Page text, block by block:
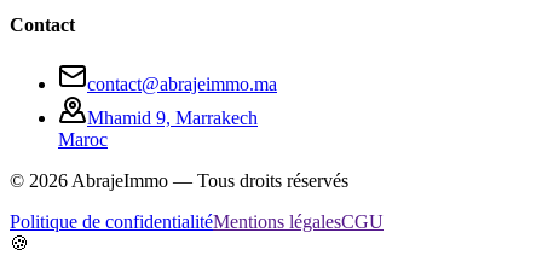
Contact
contact@abrajeimmo.ma
Mhamid 9, Marrakech
Maroc
© 2026AbrajeImmo — Tous droits réservés
Politique de confidentialitéMentions légalesCGU
🍪